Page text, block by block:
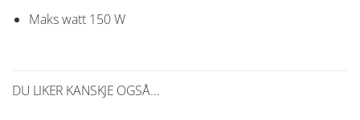
Maks watt 150 W
DU LIKER KANSKJE OGSÅ…